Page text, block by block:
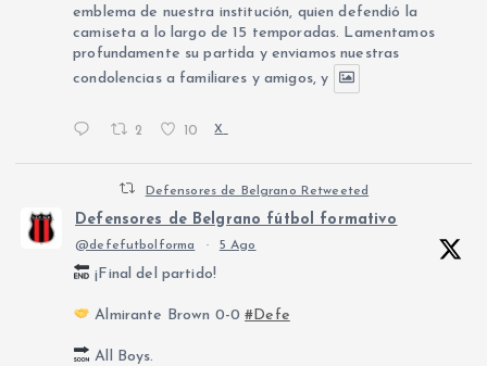
emblema de nuestra institución, quien defendió la
camiseta a lo largo de 15 temporadas. Lamentamos
profundamente su partida y enviamos nuestras
condolencias a familiares y amigos, y
2 10 X
Defensores de Belgrano Retweeted
Defensores de Belgrano fútbol formativo
@defefutbolforma · 5 Ago
¡Final del partido!
Almirante Brown 0-0#Defe
All Boys.